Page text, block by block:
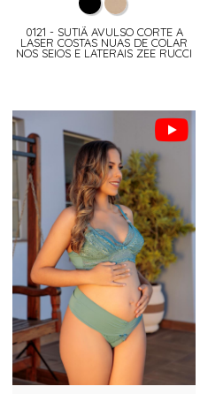
0121 - SUTIÃ AVULSO CORTE A
LASER COSTAS NUAS DE COLAR
NOS SEIOS E LATERAIS ZEE RUCCI